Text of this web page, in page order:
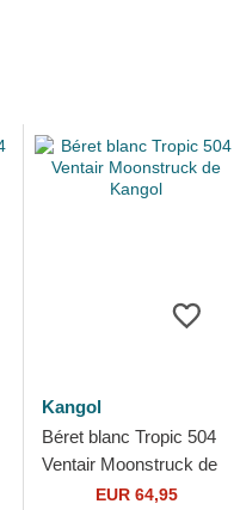
Kangol
Béret blanc Tropic 504
Ventair Moonstruck de
EUR 64,95